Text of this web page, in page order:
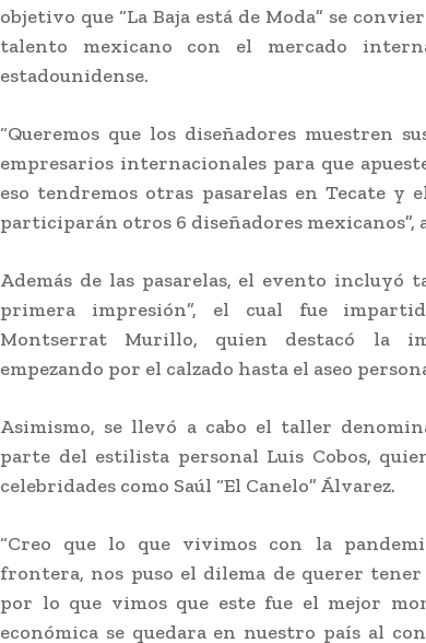
objetivo que “La Baja está de Moda” se
talento mexicano con el mercado
estadounidense.
“Queremos que los diseñadores muestren
empresarios internacionales para que
eso tendremos otras pasarelas en Tecate y
participarán otros 6 diseñadores mexicanos”,
Además de las pasarelas, el evento incluyó
primera impresión”, el cual fue
Montserrat Murillo, quien destacó la
empezando por el calzado hasta el aseo
Asimismo, se llevó a cabo el taller
parte del estilista personal Luis Cobos,
celebridades como Saúl “El Canelo” Álvarez.
“Creo que lo que vivimos con la
frontera, nos puso el dilema de querer
por lo que vimos que este fue el mejor
económica se quedara en nuestro país al